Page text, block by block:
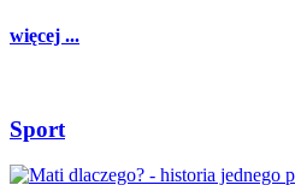
więcej ...
Sport